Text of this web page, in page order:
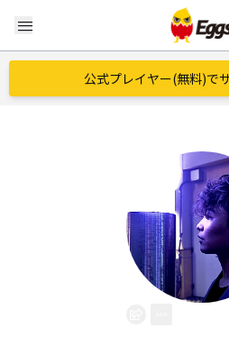
menu
公式プレイヤー(無料)で